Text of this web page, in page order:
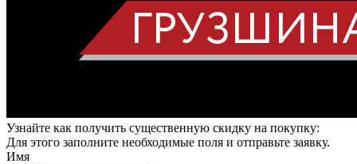
Узнайте как получить существенную скидку на покупку:
Для этого заполните необходимые поля и отправьте заявку.
Имя